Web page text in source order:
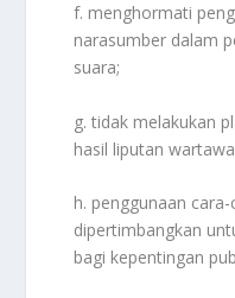
f. menghormati
narasumber dalam
suara;
g. tidak melakukan
hasil liputan
h. penggunaan
dipertimbangkan
bagi kepentingan